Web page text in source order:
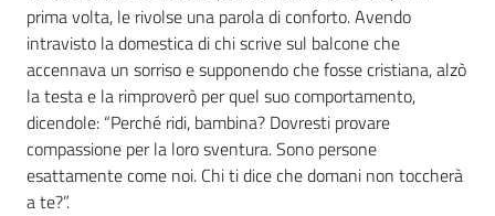
Per i media
Per i cittadini
prima volta, le rivolse una parola di conforto. Avendo
intravisto la domestica di chi scrive sul balcone che
accennava un sorriso e supponendo che fosse cristiana, alzò
la testa e la rimproverò per quel suo comportamento,
dicendole: “Perché ridi, bambina? Dovresti provare
compassione per la loro sventura. Sono persone
esattamente come noi. Chi ti dice che domani non toccherà
a te?”.